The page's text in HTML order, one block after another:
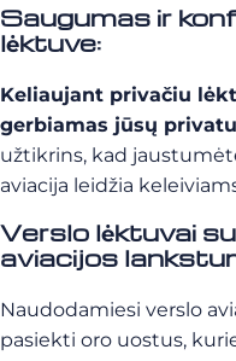
Saugumas ir
lėktuve:
Keliaujant privačiu
gerbiamas jūsų
užtikrins, kad
aviacija leidžia
Verslo lėktuvai
aviacijos
Naudodamiesi verslo
pasiekti oro uostus,